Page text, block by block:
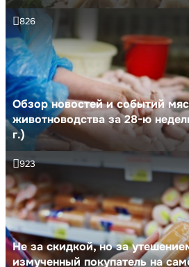
Обзор новостей и событий
животноводства за 28-ю
г.)
826
Не за скидкой, но за
измученный покупатель на
923